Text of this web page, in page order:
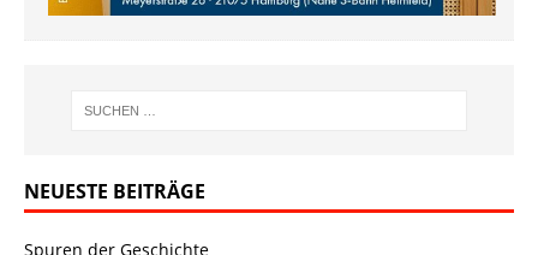
NEUESTE BEITRÄGE
Spuren der Geschichte